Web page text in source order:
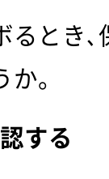
るとき
。
する